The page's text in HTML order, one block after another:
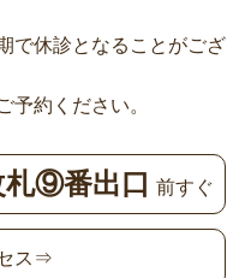
で休診となることがござ
予約ください。
札⑨番出口 前すぐ
ス⇒